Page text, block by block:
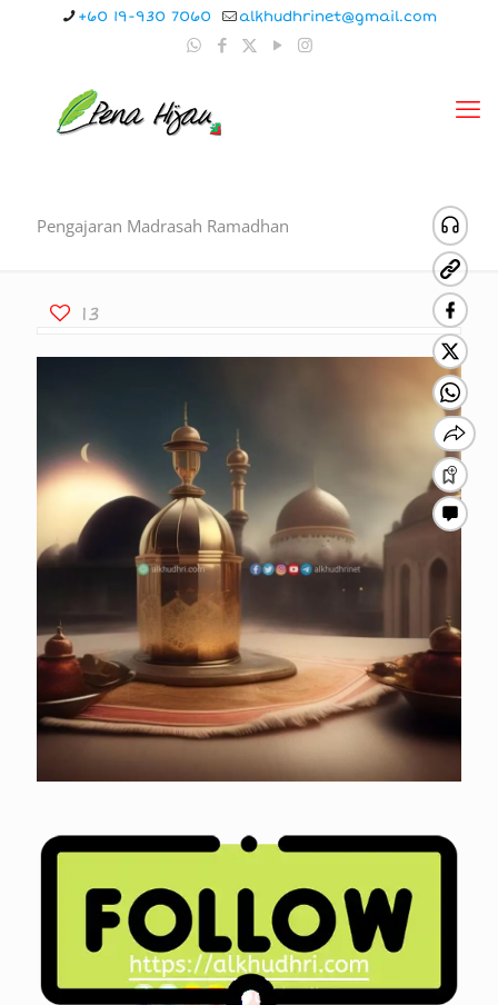
+60 19-930 7060 alkhudhrinet@gmail.com
Pengajaran Madrasah Ramadhan
13